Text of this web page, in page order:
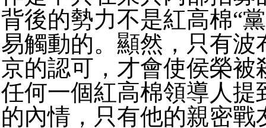
背後的勢力不是紅高棉“
易觸動的。顯然，只有波
京的認可，才會使侯榮被
任何一個紅高棉領導人提
的內情，只有他的親密戰